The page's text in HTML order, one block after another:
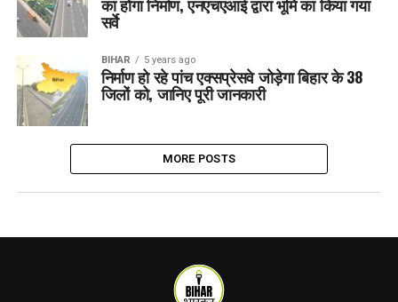
सर्वे
BIHAR 5 years ago
निर्माण हो रहे पांच एक्सप्रेसवे जोड़ेगा बिहार के 38
जिलों को, जानिए पूरी जानकारी
MORE POSTS